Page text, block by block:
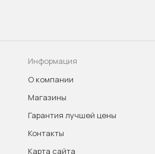
Информация
О компании
Магазины
Гарантия лучшей цены
Контакты
Карта сайта